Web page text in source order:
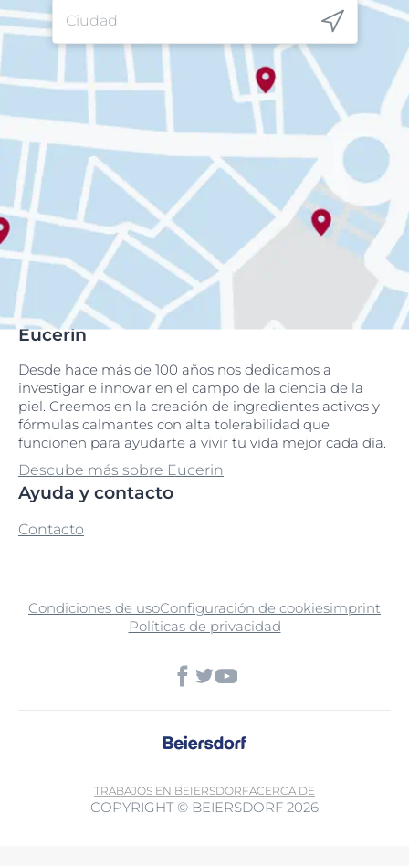
Eucerin
Desde hace más de 100 años nos dedicamos a
investigar e innovar en el campo de la ciencia de la
piel. Creemos en la creación de ingredientes activos y
fórmulas calmantes con alta tolerabilidad que
funcionen para ayudarte a vivir tu vida mejor cada día.
Descube más sobre Eucerin
Ayuda y contacto
Contacto
Condiciones de usoConfiguración de cookiesimprint
Políticas de privacidad
TRABAJOS EN BEIERSDORFACERCA DE
COPYRIGHT © BEIERSDORF 2026